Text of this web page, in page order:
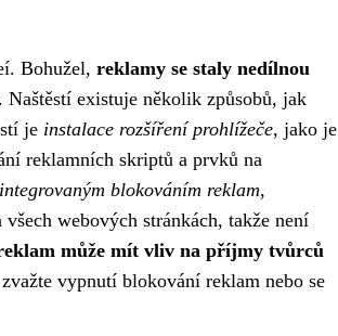
Bohužel, reklamy se staly nedílnou
existuje několik způsobů, jak
je instalace rozšíření prohlížeče, jako je
reklamních skriptů a prvků na
blokováním reklam,
webových stránkách, takže není
může mít vliv na příjmy tvůrců
vypnutí blokování reklam nebo se